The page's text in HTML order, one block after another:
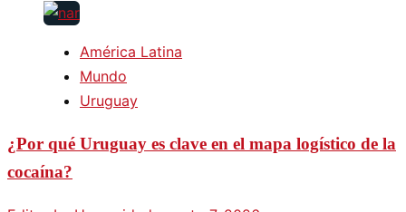
América Latina
Mundo
Uruguay
¿Por qué Uruguay es clave en el mapa logístico de la
cocaína?